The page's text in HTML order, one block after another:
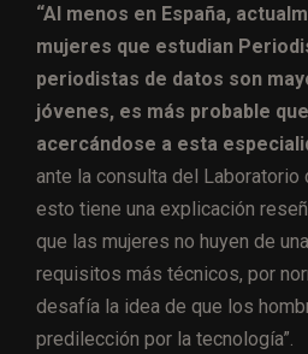
“Al menos en España,
mujeres que estudian
periodistas de datos son
jóvenes, es más probable
acercándose a esta
ante la consulta del Laboratorio
esto tiene una explicación
que las mujeres no huyen de
requisitos más técnicos, por
desafía la idea de que los
predilección por la tecnología”.